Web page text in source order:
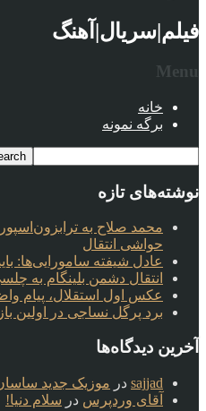
فیلم|سریال|آهنگ
Menu
خانه
برگه نمونه
نوشته‌های تازه
محمد صلاح به
حواشی انتقال
عادل شیفته سامورایی‌ها:
انتقال دشمن بلینگام به
عکس اول استقلال، پیام
برد پرگل نساجی در اولین
آخرین دیدگاه‌ها
sajjad در موزیک جدید ساسان
آقای وردپرس در سلام دنیا!